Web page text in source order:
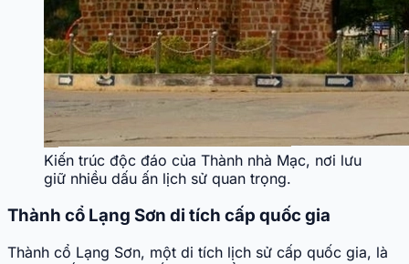
Kiến trúc độc đáo của Thành nhà Mạc, nơi lưu
giữ nhiều dấu ấn lịch sử quan trọng.
Thành cổ Lạng Sơn di tích cấp quốc gia
Thành cổ Lạng Sơn, một di tích lịch sử cấp quốc gia, là